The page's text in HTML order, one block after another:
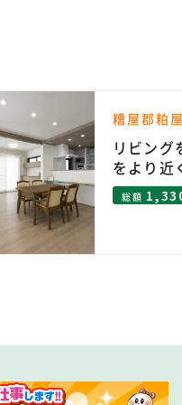
糟屋郡粕
リビング
をより近
総額